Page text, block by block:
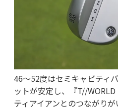
46〜52度はセミキャビティ
ットが安定し、『T//
ティアイアンとのつながりが